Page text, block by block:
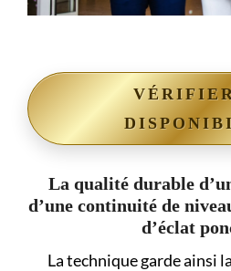
La qualité durable
d’une continuité de
d’éclat
La technique garde ainsi